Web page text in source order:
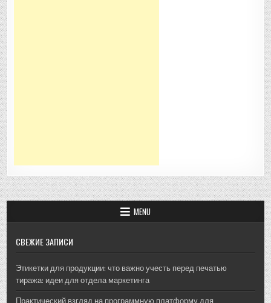
MENU
СВЕЖИЕ ЗАПИСИ
Этикетки для продукции: что важно учесть перед печатью
тиража: идеи для отдела маркетинга
Практический взгляд на программную платформу для